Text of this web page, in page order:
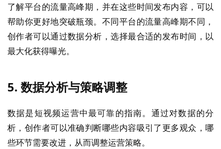
了解平台的流量高峰期，并在这些时间发布内容，可以
帮助你更好地突破瓶颈。不同平台的流量高峰期不同，
创作者可以通过数据分析，选择最合适的发布时间，以
最大化获得曝光。
5. 数据分析与策略调整
数据是短视频运营中最可靠的指南。通过对数据的分
析，创作者可以准确判断哪些内容吸引了更多观众，哪
些环节需要改进，从而调整运营策略。